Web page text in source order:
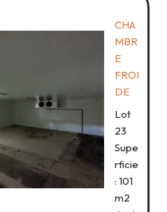
CHA
MBR
E
FROI
DE
Lot
23
Supe
rficie
: 101
m2